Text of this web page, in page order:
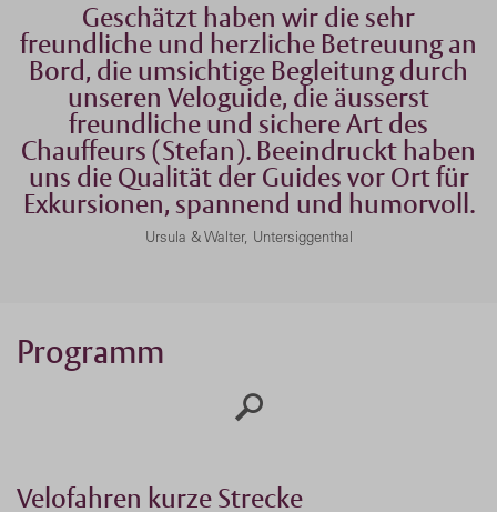
​Geschätzt haben wir die sehr
freundliche und herzliche Betreuung an
Bord, die umsichtige Begleitung durch
unseren Veloguide, die äusserst
freundliche und sichere Art des
Chauffeurs (Stefan). Beeindruckt haben
uns die Qualität der Guides vor Ort für
Exkursionen, spannend und humorvoll.
Ursula & Walter, Untersiggenthal
Programm
Velofahren kurze Strecke